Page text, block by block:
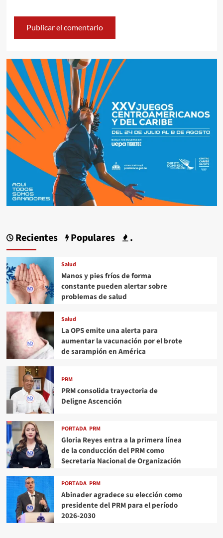
Recientes Populares .
Salud
Manos y pies fríos de forma
constante pueden alertar sobre
problemas de salud
Salud
La OPS emite una alerta para
aumentar la vacunación por el brote
de sarampión en América
PRM
PRM consolida trayectoria de
Deligne Ascención
PORTADA PRM
Gloria Reyes entra a la primera línea
de la conducción del PRM como
Secretaria Nacional de Organización
PORTADA PRM
Abinader agradece su elección como
presidente del PRM para el período
2026-2030